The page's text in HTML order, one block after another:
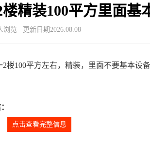
精装100平方里面基
浏览 更新日期2026.08.08
2楼100平方左右，精装，里面不要基本设备
点击查看完整信息